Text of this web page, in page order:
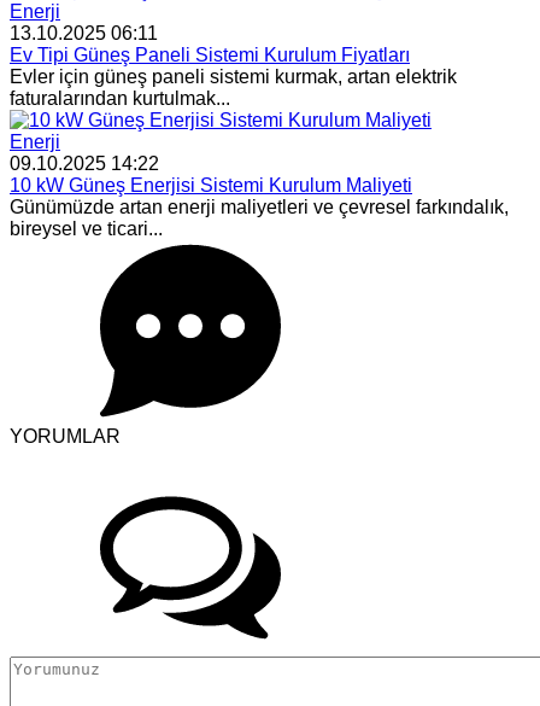
Enerji
13.10.2025 06:11
Ev Tipi Güneş Paneli Sistemi Kurulum Fiyatları
Evler için güneş paneli sistemi kurmak, artan elektrik
faturalarından kurtulmak...
Enerji
09.10.2025 14:22
10 kW Güneş Enerjisi Sistemi Kurulum Maliyeti
Günümüzde artan enerji maliyetleri ve çevresel farkındalık,
bireysel ve ticari...
YORUMLAR